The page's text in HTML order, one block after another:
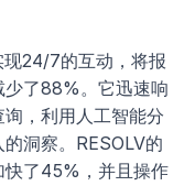
现24/7的互动，将报
少了88%。它迅速响
，利用人工智能分
洞察。RESOLV的
快了45%，并且操作